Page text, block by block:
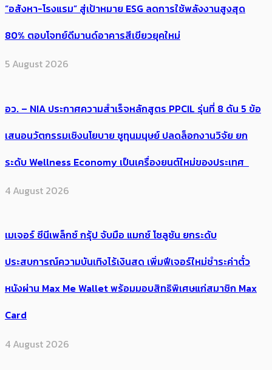
“อสังหา-โรงแรม” สู่เป้าหมาย ESG ลดการใช้พลังงานสูงสุด
80% ตอบโจทย์ดีมานด์อาคารสีเขียวยุคใหม่
5 August 2026
อว. – NIA ประกาศความสำเร็จหลักสูตร PPCIL รุ่นที่ 8 ดัน 5 ข้อ
เสนอนวัตกรรมเชิงนโยบาย ชูทุนมนุษย์ ปลดล็อกงานวิจัย ยก
ระดับ Wellness Economy เป็นเครื่องยนต์ใหม่ของประเทศ
4 August 2026
เมเจอร์ ซีนีเพล็กซ์ กรุ้ป จับมือ แมกซ์ โซลูชัน ยกระดับ
ประสบการณ์ความบันเทิงไร้เงินสด เพิ่มฟีเจอร์ใหม่ชำระค่าตั๋ว
หนังผ่าน Max Me Wallet พร้อมมอบสิทธิพิเศษแก่สมาชิก Max
Card
4 August 2026